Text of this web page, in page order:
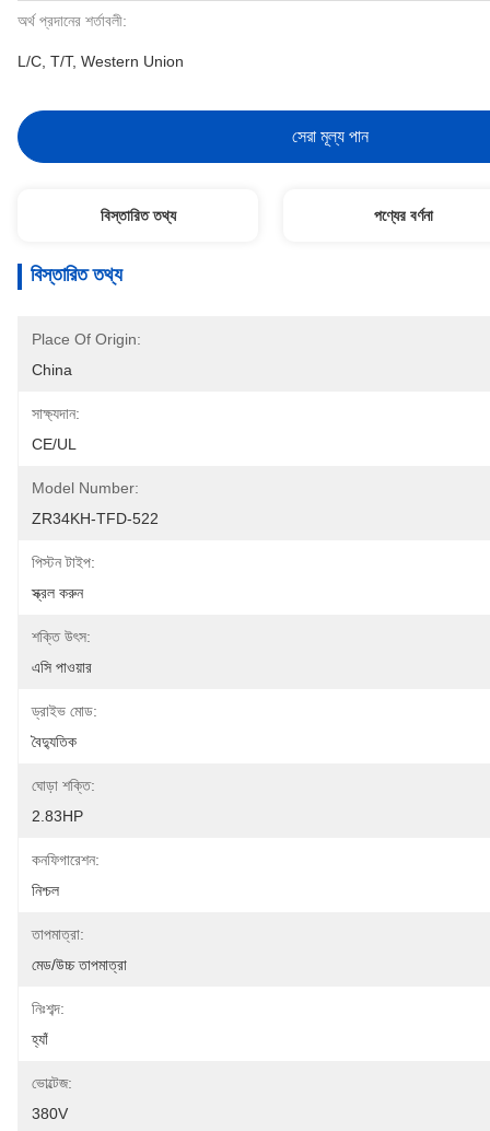
অর্থ প্রদানের শর্তাবলী:
L/C, T/T, Western Union
সেরা মূল্য পান
বিস্তারিত তথ্য পণ্যের বর্ণনা
বিস্তারিত তথ্য
Place Of Origin:
China
সাক্ষ্যদান:
CE/UL
Model Number:
ZR34KH-TFD-522
পিস্টন টাইপ:
স্ক্রল করুন
শক্তি উৎস:
এসি পাওয়ার
ড্রাইভ মোড:
বৈদ্যুতিক
ঘোড়া শক্তি:
2.83HP
কনফিগারেশন:
নিশ্চল
তাপমাত্রা:
মেড/উচ্চ তাপমাত্রা
নিঃশব্দ:
হ্যাঁ
ভোল্টেজ:
380V